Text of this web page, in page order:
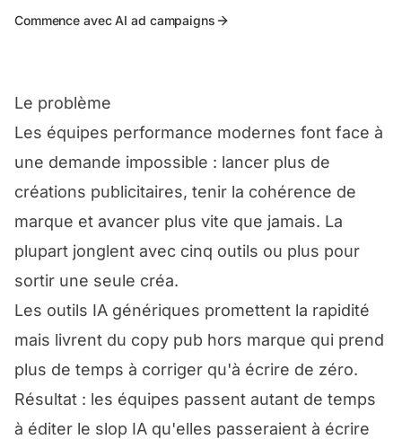
Commence avec AI ad campaigns
Le problème
Les équipes performance modernes font face à
une demande impossible : lancer plus de
créations publicitaires, tenir la cohérence de
marque et avancer plus vite que jamais. La
plupart jonglent avec cinq outils ou plus pour
sortir une seule créa.
Les outils IA génériques promettent la rapidité
mais livrent du copy pub hors marque qui prend
plus de temps à corriger qu'à écrire de zéro.
Résultat : les équipes passent autant de temps
à éditer le slop IA qu'elles passeraient à écrire